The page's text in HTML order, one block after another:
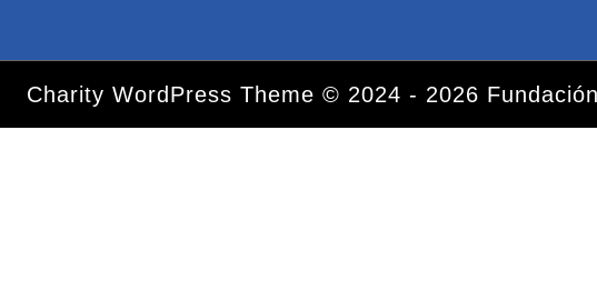
Charity WordPress Theme © 2024 - 2026